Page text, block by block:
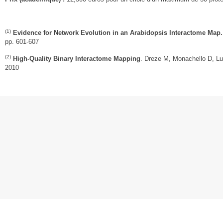
(1) Evidence for Network Evolution in an Arabidopsis Interactome Map.
pp. 601-607
(2) High-Quality Binary Interactome Mapping. Dreze M, Monachello D,
2010